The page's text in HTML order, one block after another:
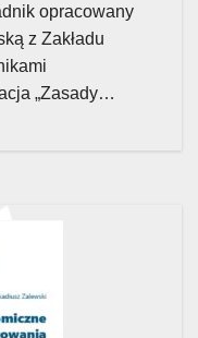
opracowany
z Zakładu
„Zasady…